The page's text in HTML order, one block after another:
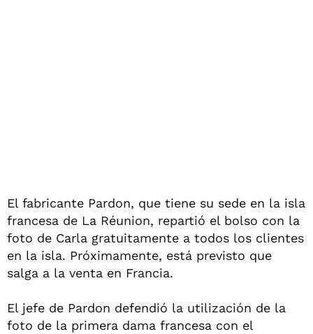
El fabricante Pardon, que tiene su sede en la isla
francesa de La Réunion, repartió el bolso con la
foto de Carla gratuitamente a todos los clientes
en la isla. Próximamente, está previsto que
salga a la venta en Francia.
El jefe de Pardon defendió la utilización de la
foto de la primera dama francesa con el